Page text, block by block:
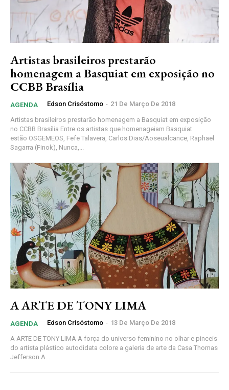
Artistas brasileiros prestarão
homenagem a Basquiat em exposição no
CCBB Brasília
AGENDA Edson Crisóstomo - 21 De Março De 2018
Artistas brasileiros prestarão homenagem a Basquiat em exposição
no CCBB Brasília Entre os artistas que homenageiam Basquiat
estão OSGEMEOS, Fefe Talavera, Carlos Dias/Aoseualcance, Raphael
Sagarra (Finok), Nunca,...
A ARTE DE TONY LIMA
AGENDA Edson Crisóstomo - 13 De Março De 2018
A ARTE DE TONY LIMA A força do universo feminino no olhar e pinceis
do artista plástico autodidata colore a galeria de arte da Casa Thomas
Jefferson A...